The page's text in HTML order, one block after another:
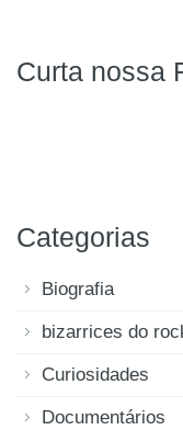
Curta nossa
Categorias
Biografia
bizarrices do
Curiosidades
Documentários